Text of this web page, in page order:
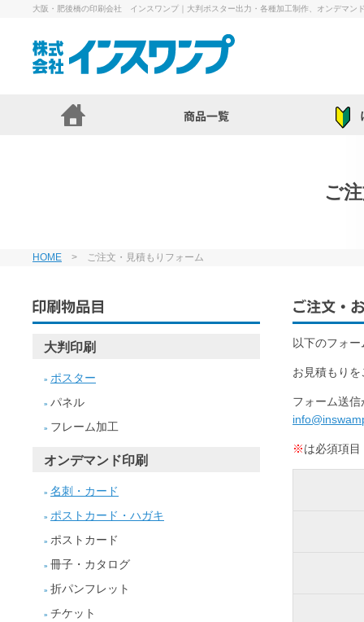
大阪・肥後橋の印刷会社 インスワンプ｜大判ポスター出力・各種加工制作、オンデマン
ご
HOME > ご注文・見積もりフォーム
以下のフォ
お見積もり
フォーム送
※は必須項目
大判印刷
» ポスター
» パネル
» フレーム加工
オンデマンド印刷
» 名刺・カード
» ポストカード・ハガキ
» ポストカード
» 冊子・カタログ
» 折パンフレット
» チケット